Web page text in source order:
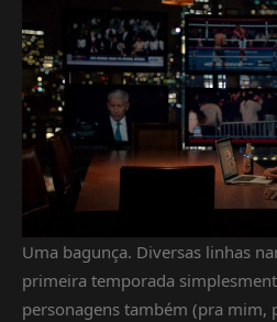
Uma bagunça. Diversas linhas
primeira temporada
personagens também (pra mim,